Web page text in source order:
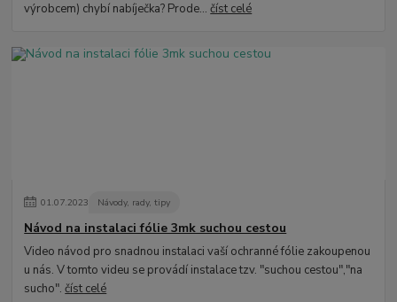
výrobcem) chybí nabíječka? Prode...číst celé
01.07.2023 Návody, rady, tipy
Návod na instalaci fólie 3mk suchou cestou
Video návod pro snadnou instalaci vaší ochranné fólie zakoupenou
u nás. V tomto videu se provádí instalace tzv. "suchou cestou","na
sucho".číst celé